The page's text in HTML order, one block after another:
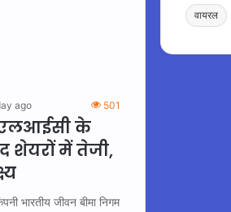
ago 501
एलआईसी के
शेयरों में तेजी,
भारतीय जीवन बीमा निगम
वायरल